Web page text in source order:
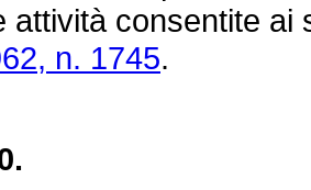
attività consentite
n. 1745.